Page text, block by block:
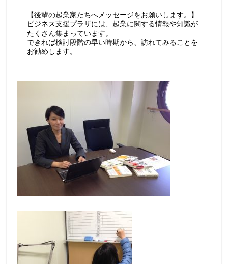
【後輩の起業家たちへメッセージをお願いします。】
ビジネス支援プラザには、起業に関する情報や知識が
たくさん集まっています。
できれば検討段階の早い時期から、訪れてみることを
お勧めします。